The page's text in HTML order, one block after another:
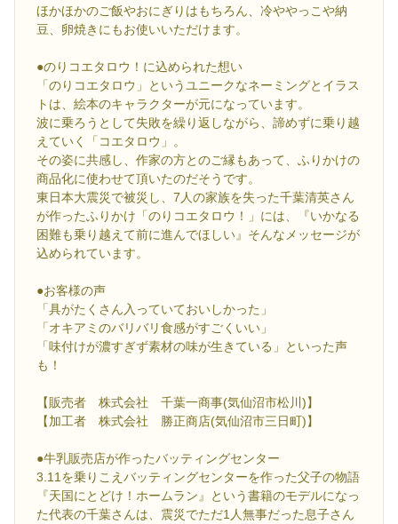
ほかほかのご飯やおにぎりはもちろん、冷ややっこや納
豆、卵焼きにもお使いいただけます。
●のりコエタロウ！に込められた想い
「のりコエタロウ」というユニークなネーミングとイラス
トは、絵本のキャラクターが元になっています。
波に乗ろうとして失敗を繰り返しながら、諦めずに乗り越
えていく「コエタロウ」。
その姿に共感し、作家の方とのご縁もあって、ふりかけの
商品化に使わせて頂いたのだそうです。
東日本大震災で被災し、7人の家族を失った千葉清英さん
が作ったふりかけ「のりコエタロウ！」には、『いかなる
困難も乗り越えて前に進んでほしい』そんなメッセージが
込められています。
●お客様の声
「具がたくさん入っていておいしかった」
「オキアミのバリバリ食感がすごくいい」
「味付けが濃すぎず素材の味が生きている」といった声
も！
【販売者 株式会社 千葉一商事(気仙沼市松川)】
【加工者 株式会社 勝正商店(気仙沼市三日町)】
●牛乳販売店が作ったバッティングセンター
3.11を乗りこえバッティングセンターを作った父子の物語
『天国にとどけ！ホームラン』という書籍のモデルになっ
た代表の千葉さんは、震災でただ1人無事だった息子さん